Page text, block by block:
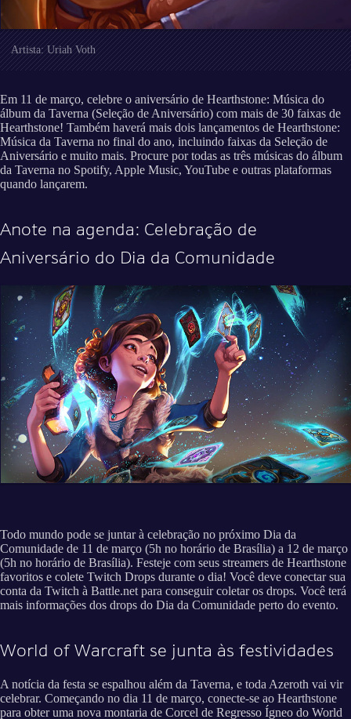
Artista: Uriah Voth
Em 11 de março, celebre o aniversário de Hearthstone: Música do
álbum da Taverna (Seleção de Aniversário) com mais de 30 faixas de
Hearthstone! Também haverá mais dois lançamentos de Hearthstone:
Música da Taverna no final do ano, incluindo faixas da Seleção de
Aniversário e muito mais. Procure por todas as três músicas do álbum
da Taverna no Spotify, Apple Music, YouTube e outras plataformas
quando lançarem.
Anote na agenda: Celebração de
Aniversário do Dia da Comunidade
Todo mundo pode se juntar à celebração no próximo Dia da
Comunidade de 11 de março (5h no horário de Brasília) a 12 de março
(5h no horário de Brasília). Festeje com seus streamers de Hearthstone
favoritos e colete Twitch Drops durante o dia! Você deve conectar sua
conta da Twitch à Battle.net para conseguir coletar os drops. Você terá
mais informações dos drops do Dia da Comunidade perto do evento.
World of Warcraft se junta às festividades
A notícia da festa se espalhou além da Taverna, e toda Azeroth vai vir
celebrar. Começando no dia 11 de março, conecte-se ao Hearthstone
para obter uma nova montaria de Corcel de Regresso Ígneo do World